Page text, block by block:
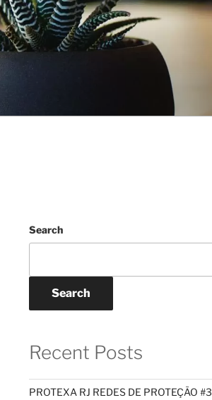
Search
Search
Recent Posts
PROTEXA RJ REDES DE PROTEÇÃO #3